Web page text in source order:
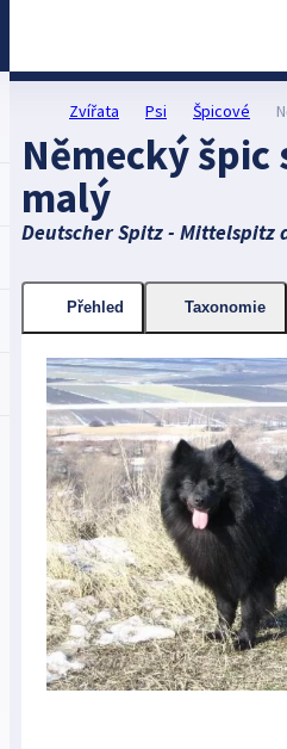
Zvířata Psi Špicové
Německý špic
malý
Deutscher Spitz - Mittelspitz
Přehled Taxonomie